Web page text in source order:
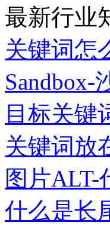
最新行业
关键词怎
Sandbox-
目标关键
关键词放
图片ALT-
什么是长